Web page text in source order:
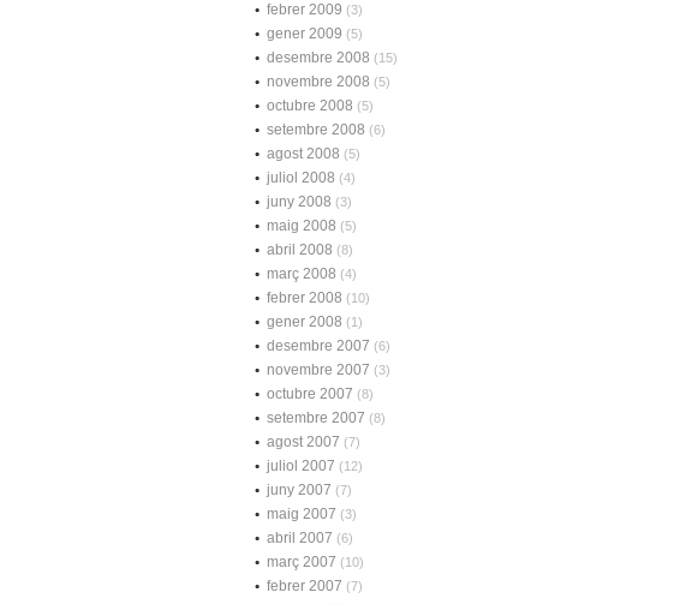
febrer 2009 (3)
gener 2009 (5)
desembre 2008 (15)
novembre 2008 (5)
octubre 2008 (5)
setembre 2008 (6)
agost 2008 (5)
juliol 2008 (4)
juny 2008 (3)
maig 2008 (5)
abril 2008 (8)
març 2008 (4)
febrer 2008 (10)
gener 2008 (1)
desembre 2007 (6)
novembre 2007 (3)
octubre 2007 (8)
setembre 2007 (8)
agost 2007 (7)
juliol 2007 (12)
juny 2007 (7)
maig 2007 (3)
abril 2007 (6)
març 2007 (10)
febrer 2007 (7)